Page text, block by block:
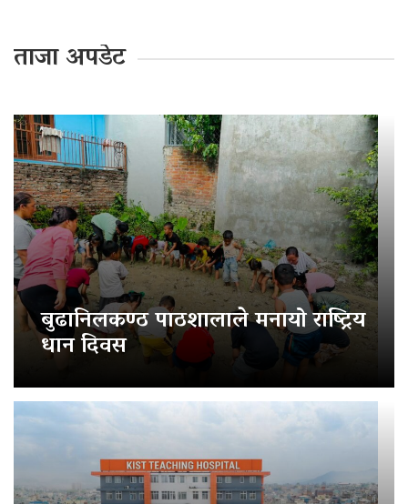
ताजा अपडेट
बुढानिलकण्ठ पाठशालाले मनायो राष्ट्रिय
धान दिवस